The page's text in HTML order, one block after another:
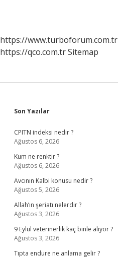
https://www.turboforum.com.tr
https://qco.com.trSitemap
Sidebar
Son Yazılar
CPITN indeksi nedir ?
Ağustos 6, 2026
Kum ne renktir ?
Ağustos 6, 2026
Avcının Kalbi konusu nedir ?
Ağustos 5, 2026
Allah’ın şeriatı nelerdir ?
Ağustos 3, 2026
9 Eylül veterinerlik kaç binle alıyor ?
Ağustos 3, 2026
Tıpta endure ne anlama gelir ?